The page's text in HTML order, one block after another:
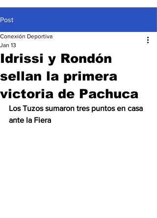
Post
Idrissi y Rondón
sellan la primera
victoria de Pachuca
Conexión Deportiva
Jan 13
Los Tuzos sumaron tres puntos en casa
ante la Fiera